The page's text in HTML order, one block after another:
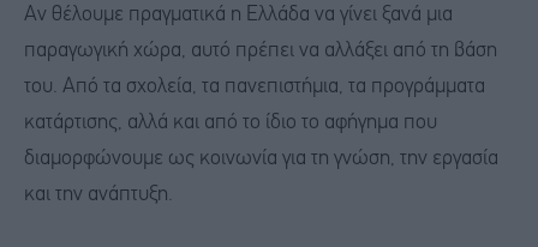
Αν θέλουμε πραγματικά η Ελλάδα να γίνει ξανά μια
παραγωγική χώρα, αυτό πρέπει να αλλάξει από τη βάση
του. Από τα σχολεία, τα πανεπιστήμια, τα προγράμματα
κατάρτισης, αλλά και από το ίδιο το αφήγημα που
διαμορφώνουμε ως κοινωνία για τη γνώση, την εργασία
και την ανάπτυξη.